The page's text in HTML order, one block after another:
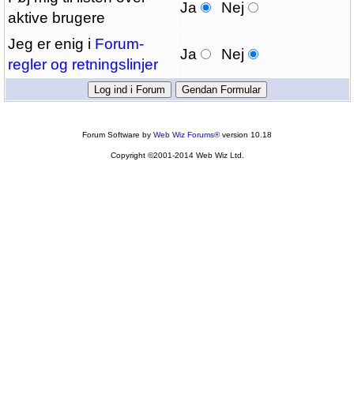
aktive brugere
Ja Nej
Jeg er enig i Forum-
regler og retningslinjer
Ja Nej
Forum Software by Web Wiz Forums®version 10.18
Copyright ©2001-2014 Web Wiz Ltd.